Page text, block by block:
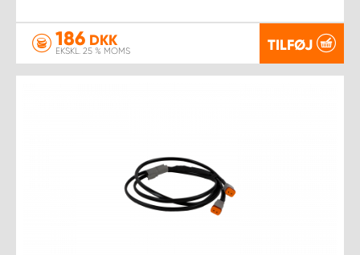
186 DKK
EKSKL. 25 % MOMS TILFØJ